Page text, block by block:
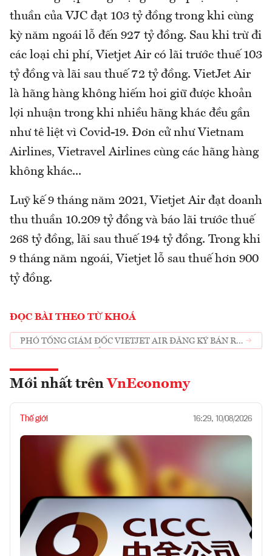
thuần của VJC đạt 103 tỷ đồng trong khi cùng
kỳ năm ngoái lỗ đến 927 tỷ đồng. Sau khi trừ đi
các loại chi phí, Vietjet Air có lãi trước thuế 103
tỷ đồng và lãi sau thuế 72 tỷ đồng. VietJet Air
là hãng hàng không hiếm hoi giữ được khoản
lợi nhuận trong khi nhiều hãng khác đều gần
như tê liệt vì Covid-19. Đơn cử như Vietnam
Airlines, Vietravel Airlines cùng các hãng hàng
không khác...
Luỹ kế 9 tháng năm 2021, Vietjet Air đạt doanh
thu thuần 10.209 tỷ đồng và báo lãi trước thuế
268 tỷ đồng, lãi sau thuế 194 tỷ đồng. Trong khi
9 tháng năm ngoái, Vietjet lỗ sau thuế hơn 900
tỷ đồng.
ĐỌC BÀI THEO TỪ KHOÁ
PHÓ TỔNG GIÁM ĐỐC VIETJET AIR ĐĂNG KÝ BÁN RA
Mới nhất trên VnEconomy
Thế giới 16:29, 10/08/2026